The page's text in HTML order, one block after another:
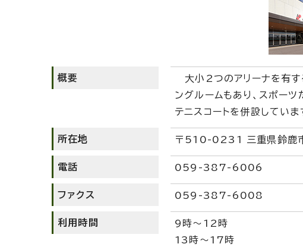
概要
大小2つのアリーナを有す
ングルームもあり、スポー
テニスコートを併設していま
所在地 〒510-0231 三重県鈴鹿
電話 059-387-6006
ファクス 059-387-6008
利用時間
9時～12時
13時～17時